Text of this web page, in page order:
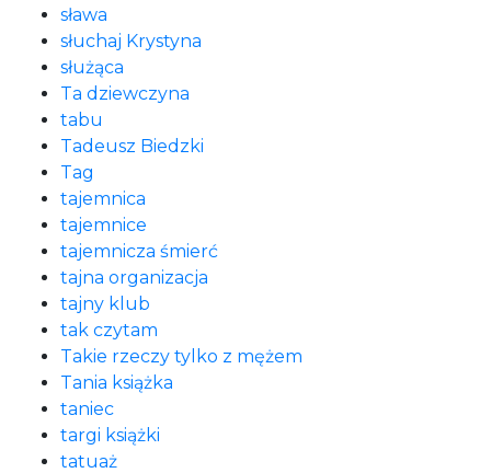
sława
słuchaj Krystyna
służąca
Ta dziewczyna
tabu
Tadeusz Biedzki
Tag
tajemnica
tajemnice
tajemnicza śmierć
tajna organizacja
tajny klub
tak czytam
Takie rzeczy tylko z mężem
Tania książka
taniec
targi książki
tatuaż